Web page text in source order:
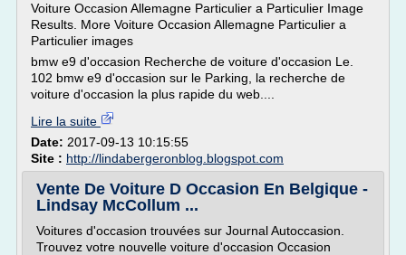
Voiture Occasion Allemagne Particulier a Particulier Image
Results. More Voiture Occasion Allemagne Particulier a
Particulier images
bmw e9 d'occasion Recherche de voiture d'occasion Le.
102 bmw e9 d'occasion sur le Parking, la recherche de
voiture d'occasion la plus rapide du web....
Lire la suite
Date: 2017-09-13 10:15:55
Site : http://lindabergeronblog.blogspot.com
Vente De Voiture D Occasion En Belgique -
Lindsay McCollum ...
Voitures d'occasion trouvées sur Journal Autoccasion.
Trouvez votre nouvelle voiture d'occasion Occasion